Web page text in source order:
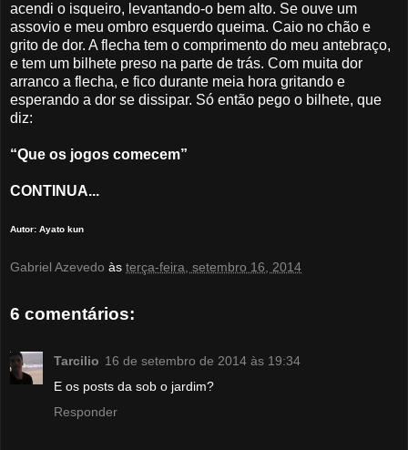
acendi o isqueiro, levantando-o bem alto. Se ouve um
assovio e meu ombro esquerdo queima. Caio no chão e
grito de dor. A flecha tem o comprimento do meu antebraço,
e tem um bilhete preso na parte de trás. Com muita dor
arranco a flecha, e fico durante meia hora gritando e
esperando a dor se dissipar. Só então pego o bilhete, que
diz:
“Que os jogos comecem”
CONTINUA...
Autor: Ayato kun
Gabriel Azevedo às terça-feira, setembro 16, 2014
6 comentários:
Tarcilio 16 de setembro de 2014 às 19:34
E os posts da sob o jardim?
Responder